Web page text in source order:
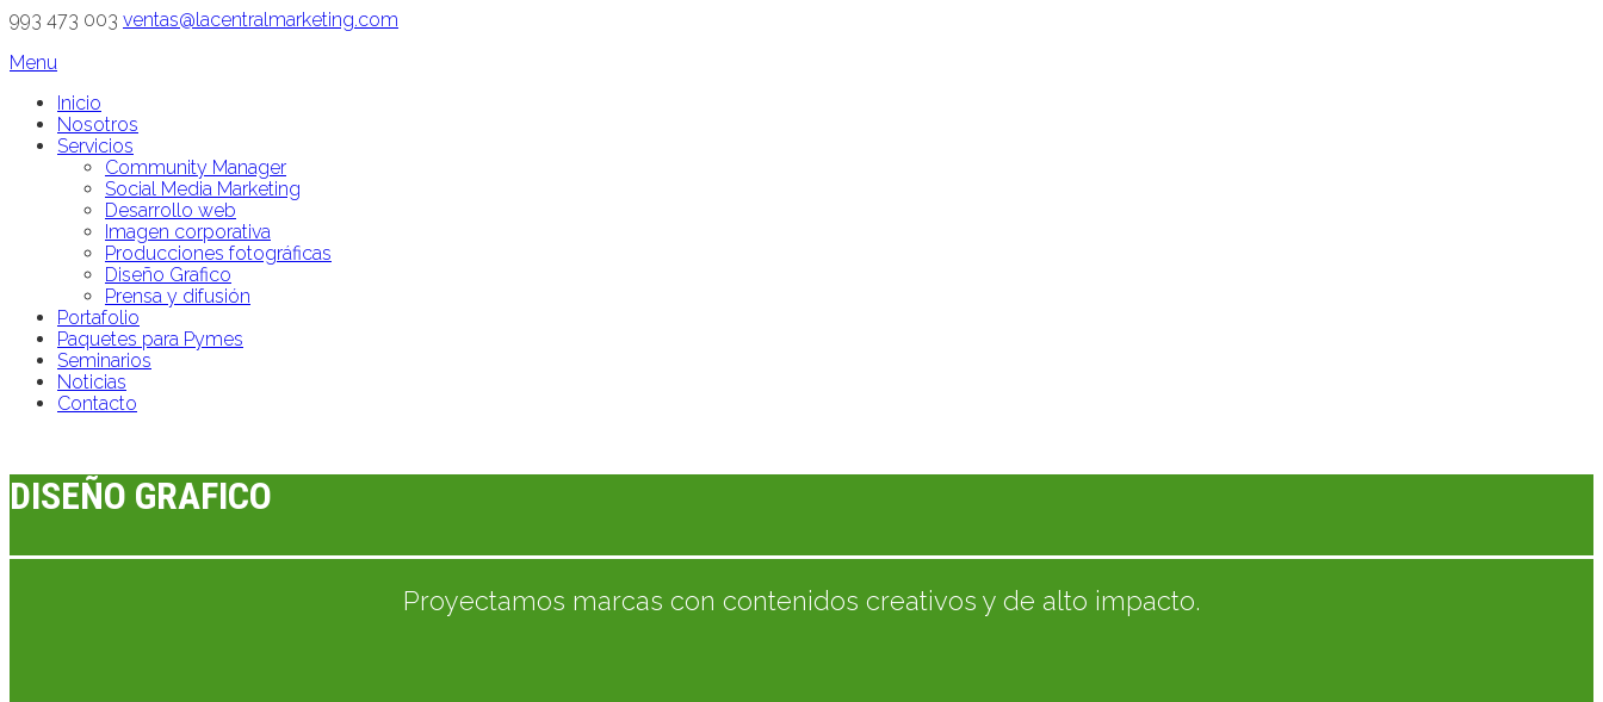
993 473 003 ventas@lacentralmarketing.com
Menu
Inicio
Nosotros
Servicios
Community Manager
Social Media Marketing
Desarrollo web
Imagen corporativa
Producciones fotográficas
Diseño Grafico
Prensa y difusión
Portafolio
Paquetes para Pymes
Seminarios
Noticias
Contacto
DISEÑO GRAFICO
Proyectamos marcas con contenidos creativos y de alto impacto.